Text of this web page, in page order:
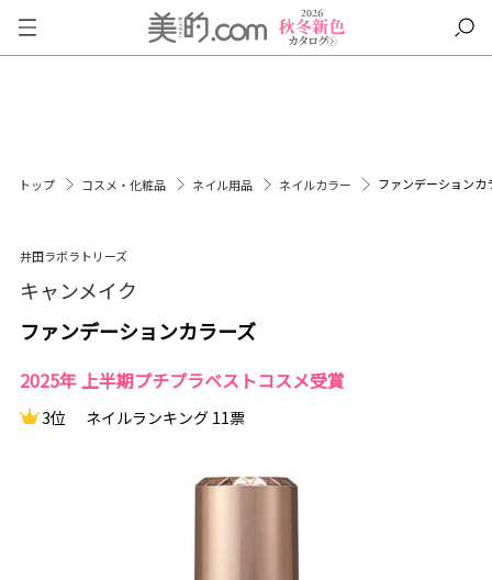
トップ コスメ・化粧品 ネイル用品 ネイルカラー ファンデーションカ
井田ラボラトリーズ
キャンメイク
ファンデーションカラーズ
2025年 上半期プチプラベストコスメ受賞
3位 ネイルランキング 11票